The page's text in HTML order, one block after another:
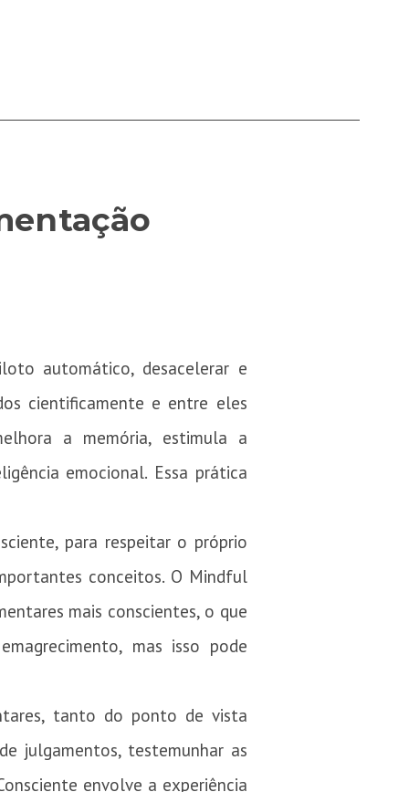
automático, desacelerar e
cientificamente e entre eles
a memória, estimula a
emocional. Essa prática
para respeitar o próprio
conceitos. O Mindful
mais conscientes, o que
mas isso pode
tanto do ponto de vista
julgamentos, testemunhar as
envolve a experiência